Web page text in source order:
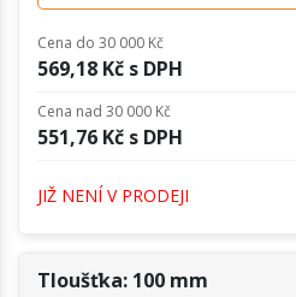
Cena do 30 000 Kč
569,18 Kč s DPH
Cena nad 30 000 Kč
551,76 Kč s DPH
JIŽ NENÍ V PRODEJI
Tloušťka: 100 mm